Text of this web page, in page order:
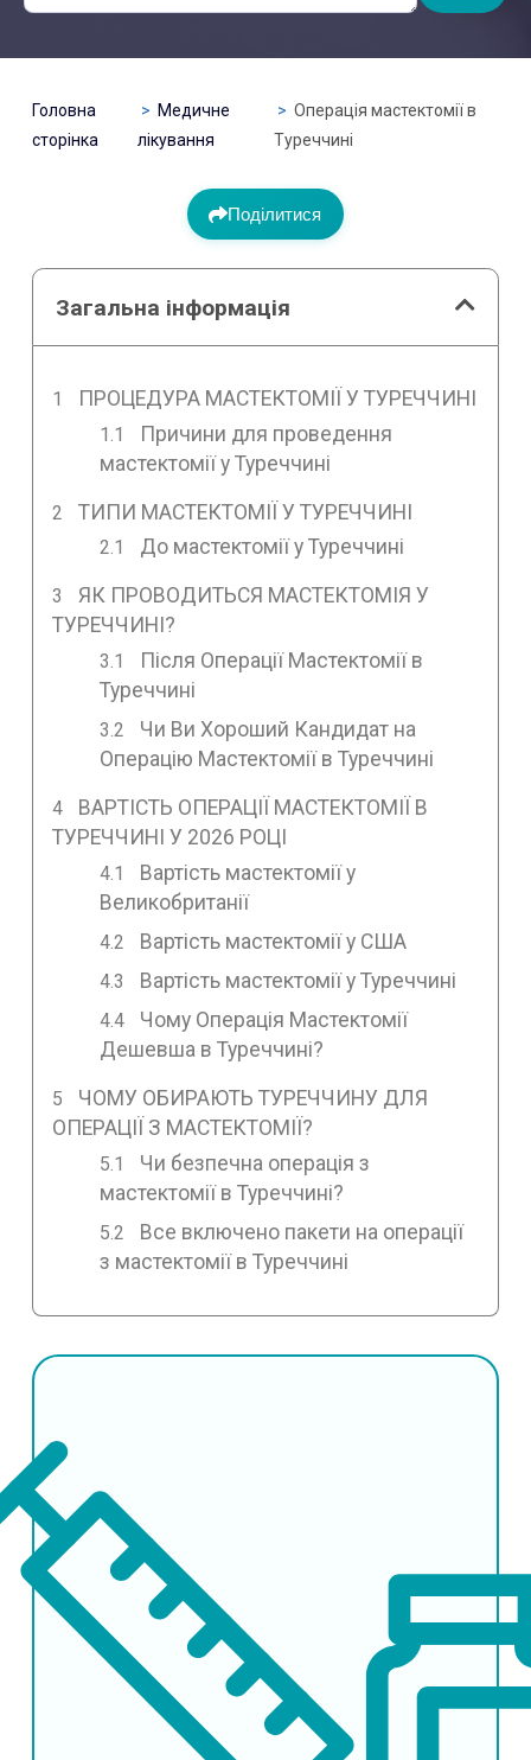
Головна
сторінка
Медичне
лікування
Операція мастектомії в
Туреччині
Поділитися
Загальна інформація
ПРОЦЕДУРА МАСТЕКТОМІЇ У ТУРЕЧЧИНІ
Причини для проведення
мастектомії у Туреччині
ТИПИ МАСТЕКТОМІЇ У ТУРЕЧЧИНІ
До мастектомії у Туреччині
ЯК ПРОВОДИТЬСЯ МАСТЕКТОМІЯ У
ТУРЕЧЧИНІ?
Після Операції Мастектомії в
Туреччині
Чи Ви Хороший Кандидат на
Операцію Мастектомії в Туреччині
ВАРТІСТЬ ОПЕРАЦІЇ МАСТЕКТОМІЇ В
ТУРЕЧЧИНІ У 2026 РОЦІ
Вартість мастектомії у
Великобританії
Вартість мастектомії у США
Вартість мастектомії у Туреччині
Чому Операція Мастектомії
Дешевша в Туреччині?
ЧОМУ ОБИРАЮТЬ ТУРЕЧЧИНУ ДЛЯ
ОПЕРАЦІЇ З МАСТЕКТОМІЇ?
Чи безпечна операція з
мастектомії в Туреччині?
Все включено пакети на операції
з мастектомії в Туреччині